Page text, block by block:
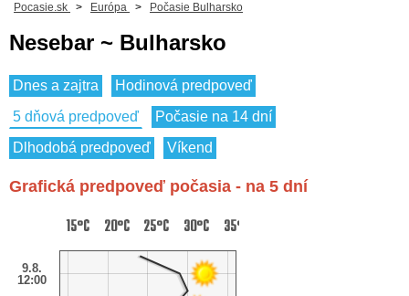
Pocasie.sk > Európa > Počasie Bulharsko
Nesebar ~ Bulharsko
Dnes a zajtra
Hodinová predpoveď
5 dňová predpoveď
Počasie na 14 dní
Dlhodobá predpoveď
Víkend
Grafická predpoveď počasia - na 5 dní
9.8.
12:00
15°C 20°C 25°C 30°C 35°C